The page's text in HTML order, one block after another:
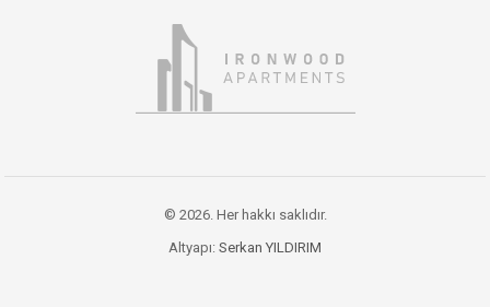
© 2026. Her hakkı saklıdır.
Altyapı: Serkan YILDIRIM